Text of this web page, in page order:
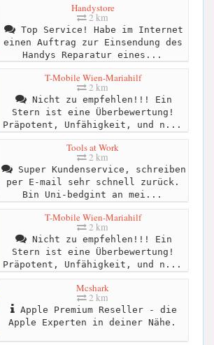
Handystore
2 km
Top Service! Habe im Internet
einen Auftrag zur Einsendung des
Handys Reparatur eines...
T-Mobile Wien-Mariahilf
2 km
Nicht zu empfehlen!!! Ein
Stern ist eine Überbewertung!
Präpotent, Unfähigkeit, und n...
Tools at Work
2 km
Super Kundenservice, schreiben
per E-mail sehr schnell zurück.
Bin Uni-bedgint an mei...
T-Mobile Wien-Mariahilf
2 km
Nicht zu empfehlen!!! Ein
Stern ist eine Überbewertung!
Präpotent, Unfähigkeit, und n...
Mcshark
2 km
Apple Premium Reseller - die
Apple Experten in deiner Nähe.